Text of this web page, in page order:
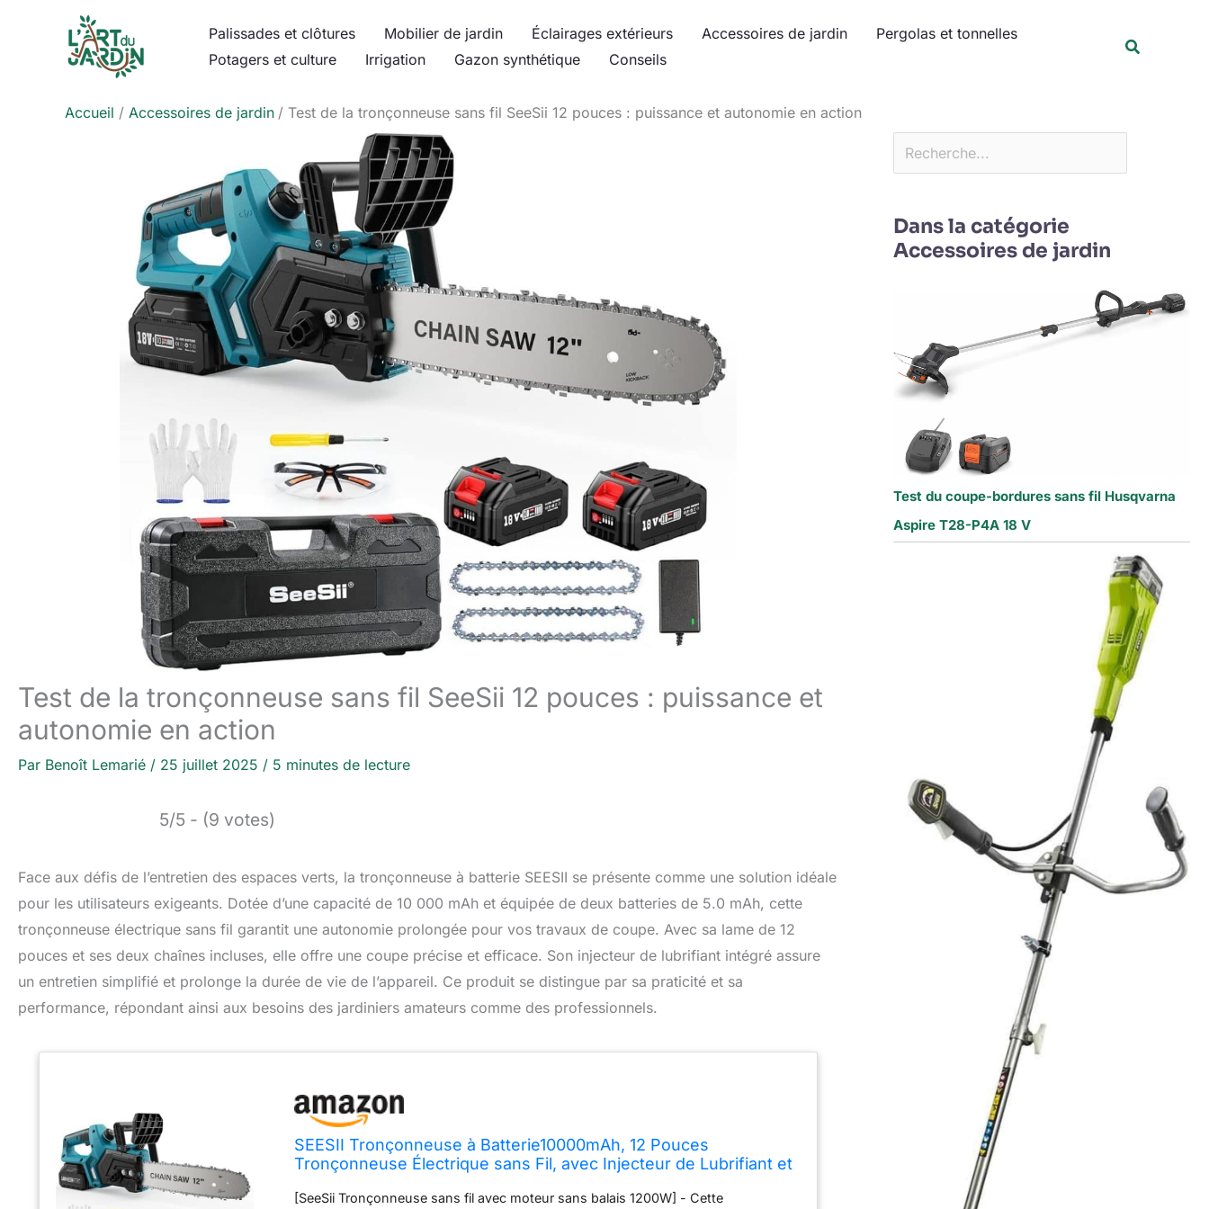
Palissades et clôtures Mobilier de jardin Éclairages extérieurs Accessoires de jardin
Pergolas et tonnelles
Potagers et culture
Irrigation Gazon synthétique Conseils
Accueil Accessoires de jardin Test de la tronçonneuse sans fil SeeSii 12 pouces : puissance et autonomie en action
Test de la tronçonneuse sans fil SeeSii 12 pouces : puissance et
autonomie en action
Par Benoît Lemarié / 25 juillet 2025 / 5 minutes de lecture
5/5 - (9 votes)
Face aux défis de l’entretien des espaces verts, la tronçonneuse à batterie SEESII se présente comme une solution idéale
pour les utilisateurs exigeants. Dotée d’une capacité de 10 000 mAh et équipée de deux batteries de 5.0 mAh, cette
tronçonneuse électrique sans fil garantit une autonomie prolongée pour vos travaux de coupe. Avec sa lame de 12
pouces et ses deux chaînes incluses, elle offre une coupe précise et efficace. Son injecteur de lubrifiant intégré assure
un entretien simplifié et prolonge la durée de vie de l’appareil. Ce produit se distingue par sa praticité et sa
performance, répondant ainsi aux besoins des jardiniers amateurs comme des professionnels.
SEESII Tronçonneuse à Batterie10000mAh, 12 Pouces
Tronçonneuse Électrique sans Fil, avec Injecteur de Lubrifiant et
[SeeSii Tronçonneuse sans fil avec moteur sans balais 1200W] - Cette
Dans la catégorie
Accessoires de jardin
Test du coupe-bordures sans fil Husqvarna
Aspire T28-P4A 18 V